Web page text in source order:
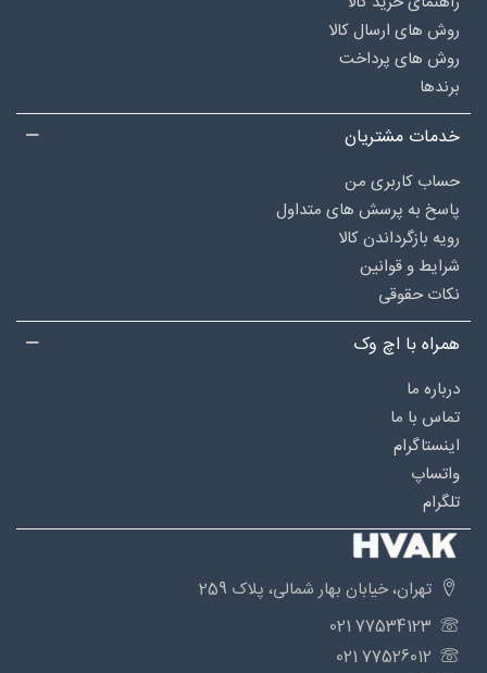
روش های ارسال کالا
روش های پرداخت
برندها
خدمات مشتریان
حساب کاربری من
پاسخ به پرسش های متداول
رویه بازگرداندن کالا
شرایط و قوانین
نکات حقوقی
همراه با اچ وک
درباره‌ ما
تماس با ما
اینستاگرام
واتساپ
تلگرام
تهران، خیابان بهار شمالی، پلاک 259
77534123 021
77526012 021